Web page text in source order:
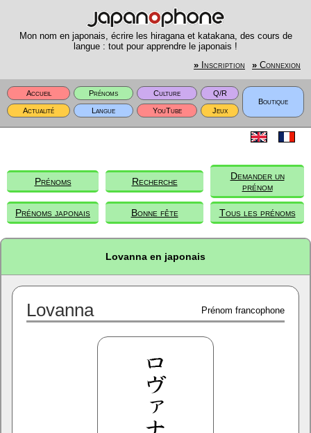
Mon nom en japonais, écrire les hiragana et katakana, des cours de
langue : tout pour apprendre le japonais !
» Inscription » Connexion
Accueil Prénoms Culture
Q/R
Boutique
Actualité
Langue YouTube Jeux
Prénoms Recherche
Demander un
prénom
Prénoms japonais Bonne fête Tous les prénoms
Lovanna en japonais
Lovanna Prénom francophone